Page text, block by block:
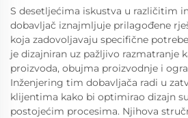
S desetljećima iskustva u različitim
dobavljač iznajmljuje prilagođene
koja zadovoljavaju specifične
je dizajniran uz pažljivo razmatranje
proizvoda, obujma proizvodnje i
Inženjering tim dobavljača radi u
klijentima kako bi optimirao dizajn
postojećim procesima. Njihova